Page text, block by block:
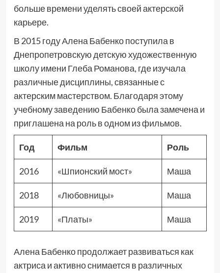
больше времени уделять своей актерской
карьере.
В 2015 году Алена Бабенко поступила в
Днепропетровскую детскую художественную
школу имени Глеба Романова, где изучала
различные дисциплины, связанные с
актерским мастерством. Благодаря этому
учебному заведению Бабенко была замечена и
приглашена на роль в одном из фильмов.
Год Фильм Роль
2016 «Шпионский мост» Маша
2018 «Любовницы» Маша
2019 «Платы» Маша
Алена Бабенко продолжает развиваться как
актриса и активно снимается в различных